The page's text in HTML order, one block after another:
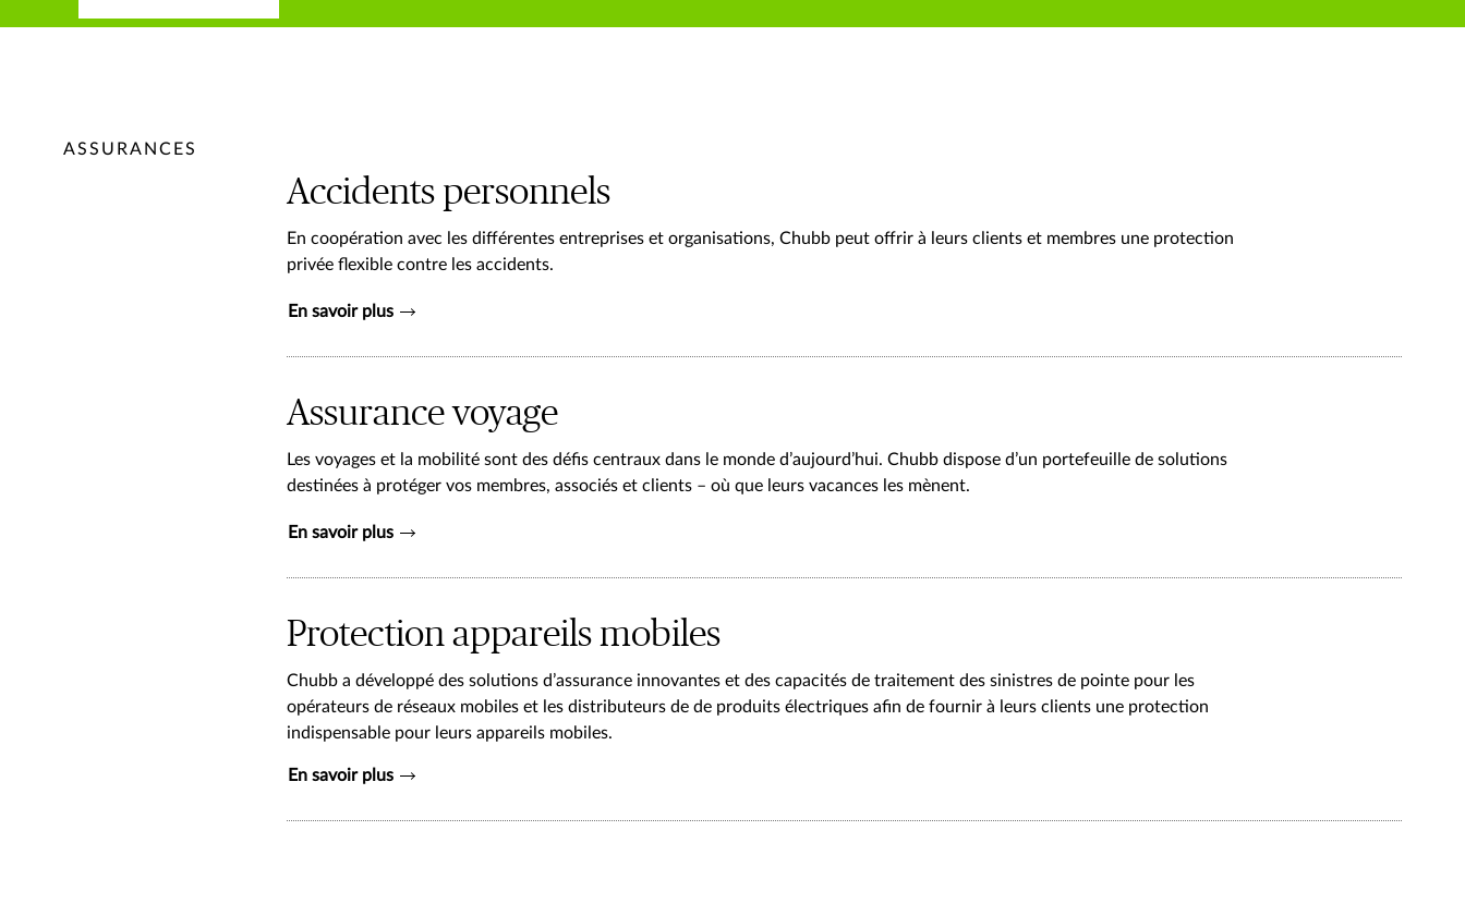
ASSURANCES
Accidents personnels
En coopération avec les différentes entreprises et organisations, Chubb peut offrir à leurs clients et membres une protection
privée flexible contre les accidents.
En savoir plus
Assurance voyage
Les voyages et la mobilité sont des défis centraux dans le monde d’aujourd’hui. Chubb dispose d’un portefeuille de solutions
destinées à protéger vos membres, associés et clients – où que leurs vacances les mènent.
En savoir plus
Protection appareils mobiles
Chubb a développé des solutions d’assurance innovantes et des capacités de traitement des sinistres de pointe pour les
opérateurs de réseaux mobiles et les distributeurs de de produits électriques afin de fournir à leurs clients une protection
indispensable pour leurs appareils mobiles.
En savoir plus